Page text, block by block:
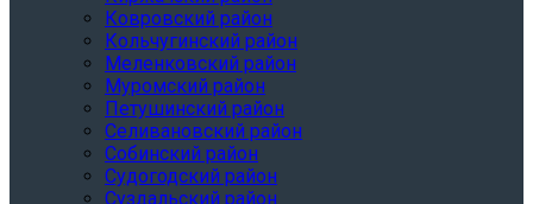
Ковровский район
Кольчугинский район
Меленковский район
Муромский район
Петушинский район
Селивановский район
Собинский район
Судогодский район
Суздальский район